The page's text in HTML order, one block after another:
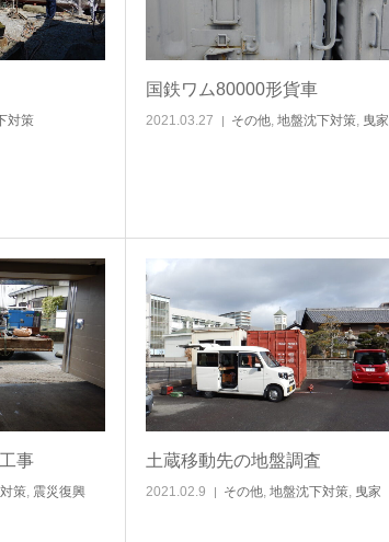
対策
国鉄ワム80000形貨車
2021.03.27 その他, 地盤沈下対策, 曳家
事
策, 震災復興
土蔵移動先の地盤調査
2021.02.9 その他, 地盤沈下対策, 曳家